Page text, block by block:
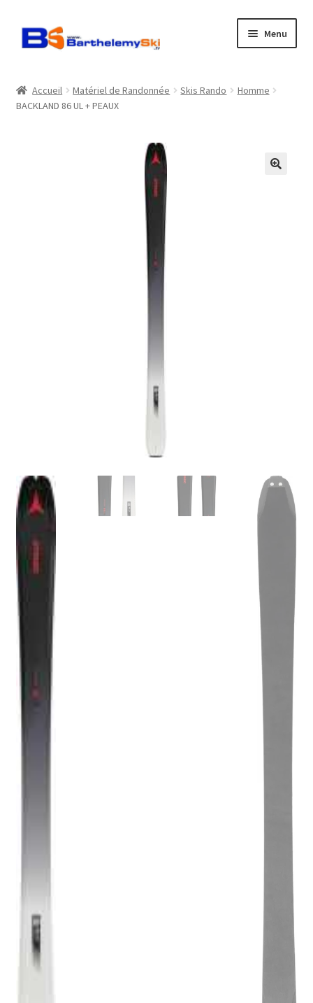
Aller
Aller
Menu
Atelier
Accueil Matériel de Randonnée Skis Rando
Homme
BACKLAND 86 UL + PEAUX